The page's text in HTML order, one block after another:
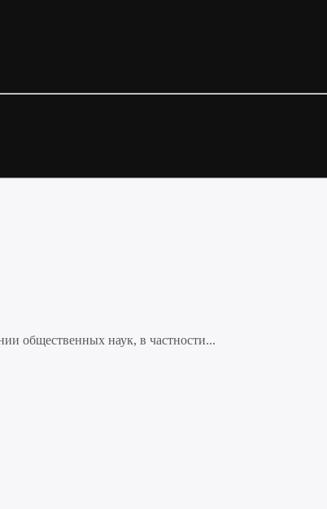
общественных наук, в частности...